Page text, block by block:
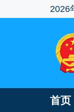
2026
首页